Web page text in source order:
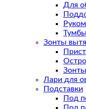
Для
Зонты
Лари для
Подставки
Под
Под